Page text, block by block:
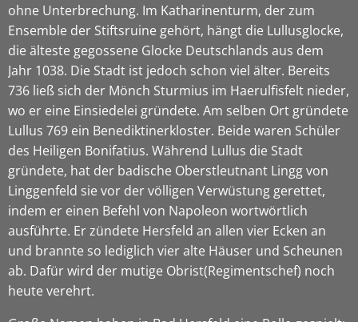
ohne Unterbrechung. Im Katharinenturm, der zum
Ensemble der Stiftsruine gehört, hängt die Lullusglocke,
die älteste gegossene Glocke Deutschlands aus dem
Jahr 1038. Die Stadt ist jedoch schon viel älter. Bereits
736 ließ sich der Mönch Sturmius im Haerulfisfelt nieder,
wo er eine Einsiedelei gründete. Am selben Ort gründete
Lullus 769 ein Benediktinerkloster. Beide waren Schüler
des Heiligen Bonifatius. Während Lullus die Stadt
gründete, hat der badische Oberstleutnant Lingg von
Linggenfeld sie vor der völligen Verwüstung gerettet,
indem er einen Befehl von Napoleon wortwörtlich
ausführte. Er zündete Hersfeld an allen vier Ecken an
und brannte so lediglich vier alte Häuser und Scheunen
ab. Dafür wird der mutige Obrist(Regimentschef) noch
heute verehrt.